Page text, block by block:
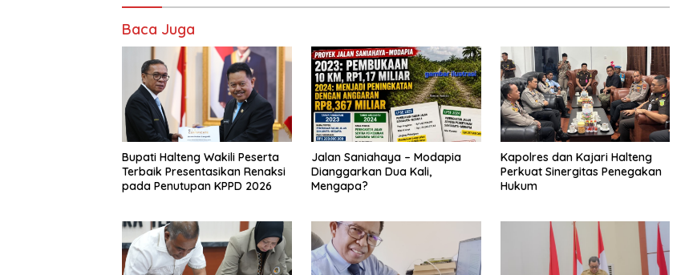
Baca Juga
Bupati Halteng Wakili Peserta
Terbaik Presentasikan Renaksi
pada Penutupan KPPD 2026
Jalan Saniahaya – Modapia
Dianggarkan Dua Kali,
Mengapa?
Kapolres dan Kajari Halteng
Perkuat Sinergitas Penegakan
Hukum